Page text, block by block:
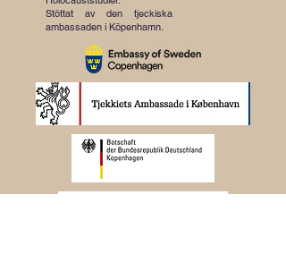
Stöttat av den tjeckiska
ambassaden i Köpenhamn.